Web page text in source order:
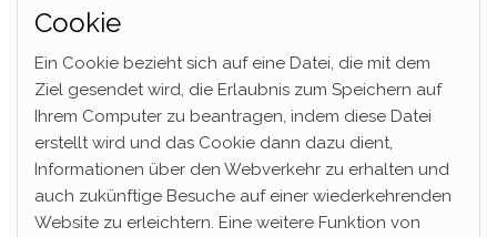
Cookie
Ein Cookie bezieht sich auf eine Datei, die mit dem
Ziel gesendet wird, die Erlaubnis zum Speichern auf
Ihrem Computer zu beantragen, indem diese Datei
erstellt wird und das Cookie dann dazu dient,
Informationen über den Webverkehr zu erhalten und
auch zukünftige Besuche auf einer wiederkehrenden
Website zu erleichtern. Eine weitere Funktion von